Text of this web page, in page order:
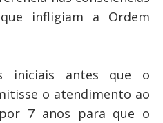
infligiam a Ordem
iniciais antes que o
o atendimento ao
7 anos para que o